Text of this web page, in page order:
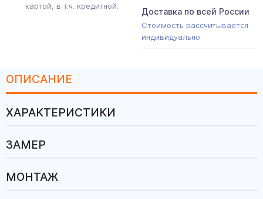
картой, в т.ч. кредитной.
Доставка по всей России
Стоимость рассчитывается
индивидуально
ОПИСАНИЕ
ХАРАКТЕРИСТИКИ
ЗАМЕР
МОНТАЖ